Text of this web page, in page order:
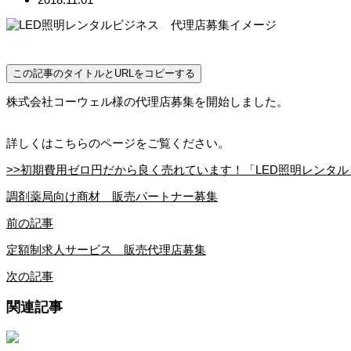
この記事のタイトルとURLをコピーする
株式会社コーウェル様の代理店募集を開始しました。
詳しくはこちらのページをご覧ください。
>>初期費用ゼロ円だから良く売れています！「LED照明レンタ
調剤薬局向け商材 販売パートナー募集
前の記事
定額制求人サービス 販売代理店募集
次の記事
関連記事